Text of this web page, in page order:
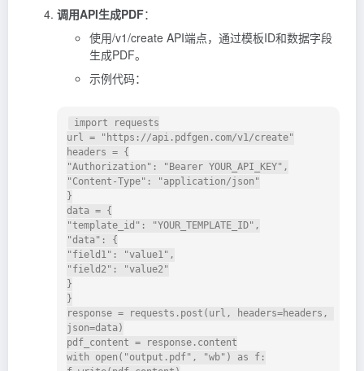
调用API生成PDF：
使用/v1/create API端点，通过模板ID和数据字段
生成PDF。
示例代码：
url = "https://api.pdfgen.com/v1/create"
headers = {
"Authorization": "Bearer YOUR_API_KEY",
"Content-Type": "application/json"
}
data = {
"template_id": "YOUR_TEMPLATE_ID",
"data": {
"field1": "value1",
"field2": "value2"
}
}
response = requests.post(url, headers=headers,
json=data)
pdf_content = response.content
with open("output.pdf", "wb") as f: